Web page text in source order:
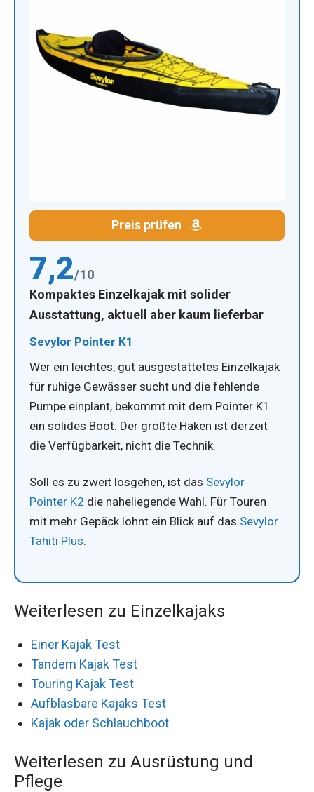
Preis prüfen
7,2/10
Kompaktes Einzelkajak mit solider
Ausstattung, aktuell aber kaum lieferbar
Sevylor Pointer K1
Wer ein leichtes, gut ausgestattetes Einzelkajak
für ruhige Gewässer sucht und die fehlende
Pumpe einplant, bekommt mit dem Pointer K1
ein solides Boot. Der größte Haken ist derzeit
die Verfügbarkeit, nicht die Technik.
Soll es zu zweit losgehen, ist das Sevylor
Pointer K2 die naheliegende Wahl. Für Touren
mit mehr Gepäck lohnt ein Blick auf das Sevylor
Tahiti Plus.
Weiterlesen zu Einzelkajaks
Einer Kajak Test
Tandem Kajak Test
Touring Kajak Test
Aufblasbare Kajaks Test
Kajak oder Schlauchboot
Weiterlesen zu Ausrüstung und
Pflege